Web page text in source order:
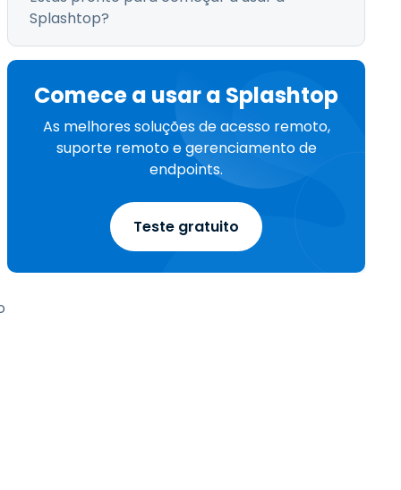
Splashtop?
Comece a usar a Splashtop
As melhores soluções de acesso remoto,
suporte remoto e gerenciamento de
endpoints.
Teste gratuito